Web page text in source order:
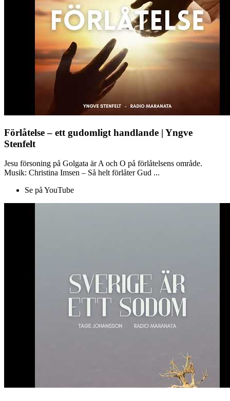
Förlåtelse – ett gudomligt handlande | Yngve
Stenfelt
Jesu försoning på Golgata är A och O på förlåtelsens område.
Musik: Christina Imsen – Så helt förlåter Gud ...
Se på YouTube